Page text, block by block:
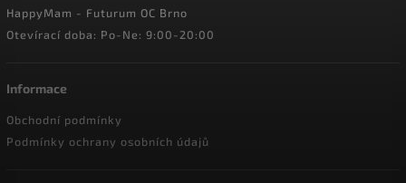
HappyMam - Futurum OC Brno
Otevírací doba: Po-Ne: 9:00-20:00
Informace
Obchodní podmínky
Podmínky ochrany osobních údajů